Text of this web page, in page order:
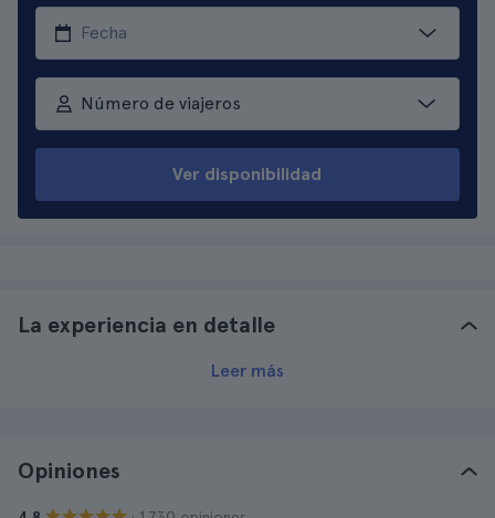
Número de viajeros
Ver disponibilidad
La experiencia en detalle
Leer más
Opiniones